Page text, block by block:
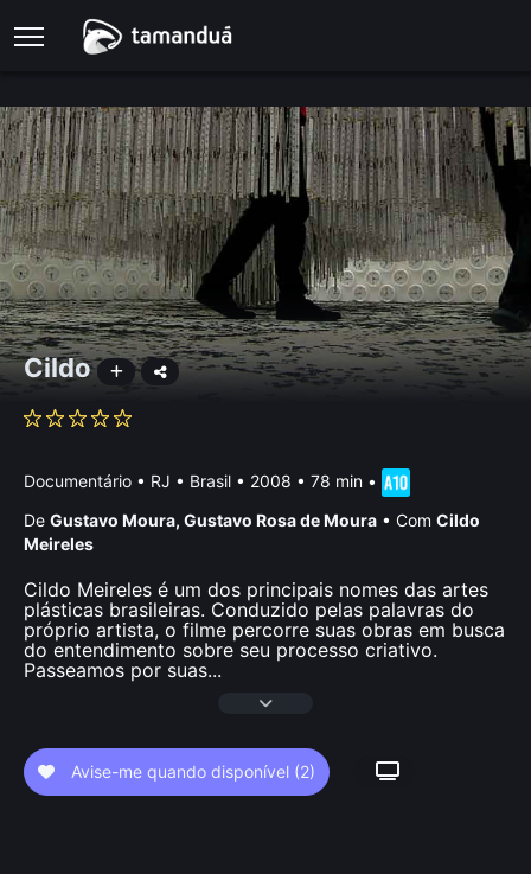
Cildo
Documentário • RJ • Brasil • 2008 • 78 min •
De Gustavo Moura, Gustavo Rosa de Moura • Com Cildo
Meireles
Cildo Meireles é um dos principais nomes das artes
plásticas brasileiras. Conduzido pelas palavras do
próprio artista, o filme percorre suas obras em busca
do entendimento sobre seu processo criativo.
Passeamos por suas...
Avise-me quando disponível (2)